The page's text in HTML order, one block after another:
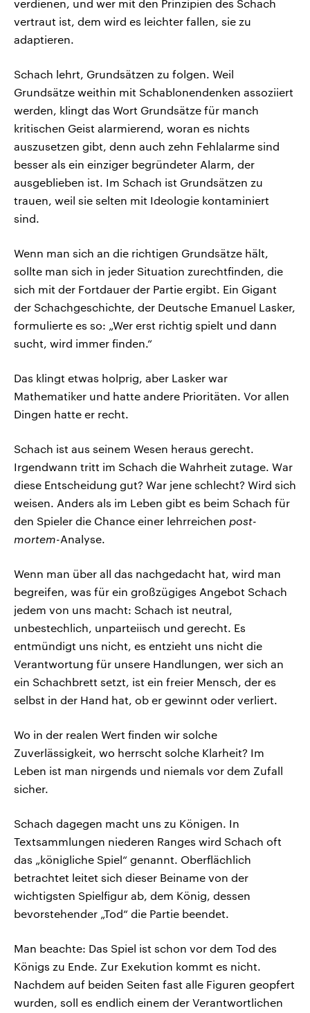
verdienen, und wer mit den Prinzipien des Schach
vertraut ist, dem wird es leichter fallen, sie zu
adaptieren.
Schach lehrt, Grundsätzen zu folgen. Weil
Grundsätze weithin mit Schablonendenken assoziiert
werden, klingt das Wort Grundsätze für manch
kritischen Geist alarmierend, woran es nichts
auszusetzen gibt, denn auch zehn Fehlalarme sind
besser als ein einziger begründeter Alarm, der
ausgeblieben ist. Im Schach ist Grundsätzen zu
trauen, weil sie selten mit Ideologie kontaminiert
sind.
Wenn man sich an die richtigen Grundsätze hält,
sollte man sich in jeder Situation zurechtfinden, die
sich mit der Fortdauer der Partie ergibt. Ein Gigant
der Schachgeschichte, der Deutsche Emanuel Lasker,
formulierte es so: „Wer erst richtig spielt und dann
sucht, wird immer finden.“
Das klingt etwas holprig, aber Lasker war
Mathematiker und hatte andere Prioritäten. Vor allen
Dingen hatte er recht.
Schach ist aus seinem Wesen heraus gerecht.
Irgendwann tritt im Schach die Wahrheit zutage. War
diese Entscheidung gut? War jene schlecht? Wird sich
weisen. Anders als im Leben gibt es beim Schach für
den Spieler die Chance einer lehrreichen post-
mortem-Analyse.
Wenn man über all das nachgedacht hat, wird man
begreifen, was für ein großzügiges Angebot Schach
jedem von uns macht: Schach ist neutral,
unbestechlich, unparteiisch und gerecht. Es
entmündigt uns nicht, es entzieht uns nicht die
Verantwortung für unsere Handlungen, wer sich an
ein Schachbrett setzt, ist ein freier Mensch, der es
selbst in der Hand hat, ob er gewinnt oder verliert.
Wo in der realen Wert finden wir solche
Zuverlässigkeit, wo herrscht solche Klarheit? Im
Leben ist man nirgends und niemals vor dem Zufall
sicher.
Schach dagegen macht uns zu Königen. In
Textsammlungen niederen Ranges wird Schach oft
das „königliche Spiel“ genannt. Oberflächlich
betrachtet leitet sich dieser Beiname von der
wichtigsten Spielfigur ab, dem König, dessen
bevorstehender „Tod“ die Partie beendet.
Man beachte: Das Spiel ist schon vor dem Tod des
Königs zu Ende. Zur Exekution kommt es nicht.
Nachdem auf beiden Seiten fast alle Figuren geopfert
wurden, soll es endlich einem der Verantwortlichen